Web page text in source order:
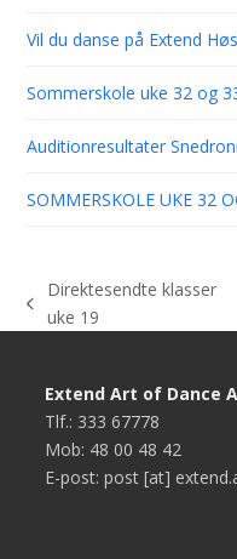
Vil du danse på Extend
Sommerskole uke 32 og
Auditionresultater
SOMMERSKOLE UKE 32
previous
Direktesendte klasser
uke 19
Extend Art of Dance
Tlf.: 333 67778
Mob: 48 00 48 42
E-post: post [at]